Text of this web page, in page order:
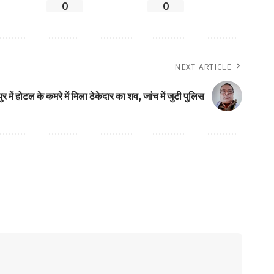
0 0
NEXT ARTICLE
में होटल के कमरे में मिला ठेकेदार का शव, जांच में जुटी पुलिस